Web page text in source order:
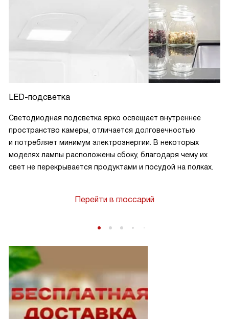
LED-подсветка
Светодиодная подсветка ярко освещает внутреннее
пространство камеры, отличается долговечностью
и потребляет минимум электроэнергии. В некоторых
моделях лампы расположены сбоку, благодаря чему их
свет не перекрывается продуктами и посудой на полках.
Перейти в глоссарий